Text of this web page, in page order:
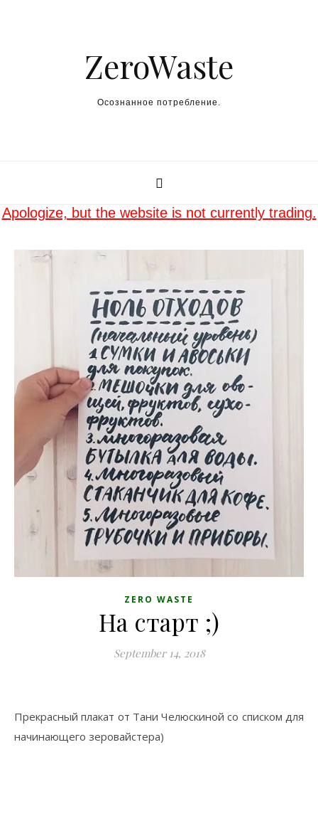
ZeroWaste
Осознанное потребление.
Apologize, but the website is not currently trading.
ZERO WASTE
На старт ;)
September 14, 2018
Прекрасный плакат от Тани Челюскиной со списком для
начинающего зеровайстера)